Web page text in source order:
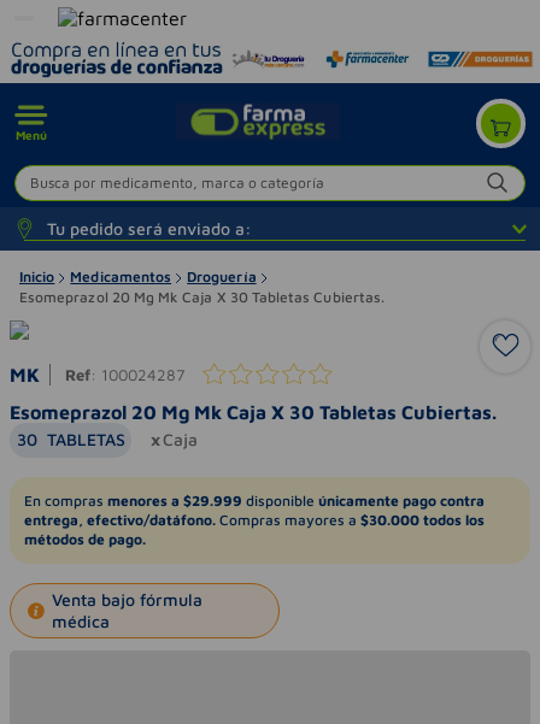
Menú
Busca por medicamento, marca o categoría
Tu pedido será enviado a:
Inicio Medicamentos
Droguería
Esomeprazol 20 Mg Mk Caja X 30 Tabletas Cubiertas.
MK Ref: 100024287
Esomeprazol 20 Mg Mk Caja X 30 Tabletas Cubiertas.
30 TABLETAS Caja
En compras menores a $29.999 disponible únicamente pago contra
entrega, efectivo/datáfono. Compras mayores a $30.000 todos los
métodos de pago.
Venta bajo fórmula
médica